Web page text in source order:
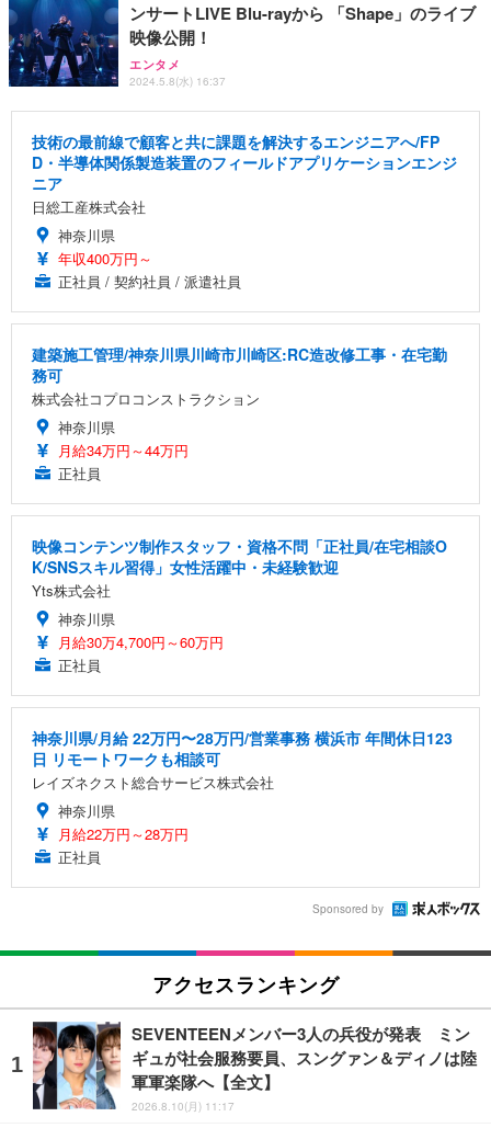
ンサートLIVE Blu-rayから 「Shape」のライブ
映像公開！
エンタメ
2024.5.8(水) 16:37
技術の最前線で顧客と共に課題を解決するエンジニアへ/FP
D・半導体関係製造装置のフィールドアプリケーションエンジ
ニア
日総工産株式会社
神奈川県
年収400万円～
正社員 / 契約社員 / 派遣社員
建築施工管理/神奈川県川崎市川崎区:RC造改修工事・在宅勤
務可
株式会社コプロコンストラクション
神奈川県
月給34万円～44万円
正社員
映像コンテンツ制作スタッフ・資格不問「正社員/在宅相談O
K/SNSスキル習得」女性活躍中・未経験歓迎
Yts株式会社
神奈川県
月給30万4,700円～60万円
正社員
神奈川県/月給 22万円〜28万円/営業事務 横浜市 年間休日123
日 リモートワークも相談可
レイズネクスト総合サービス株式会社
神奈川県
月給22万円～28万円
正社員
Sponsored by
アクセスランキング
SEVENTEENメンバー3人の兵役が発表 ミン
ギュが社会服務要員、スングァン＆ディノは陸
軍軍楽隊へ【全文】
2026.8.10(月) 11:17